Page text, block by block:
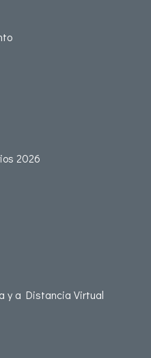
2026
y a Distancia Virtual